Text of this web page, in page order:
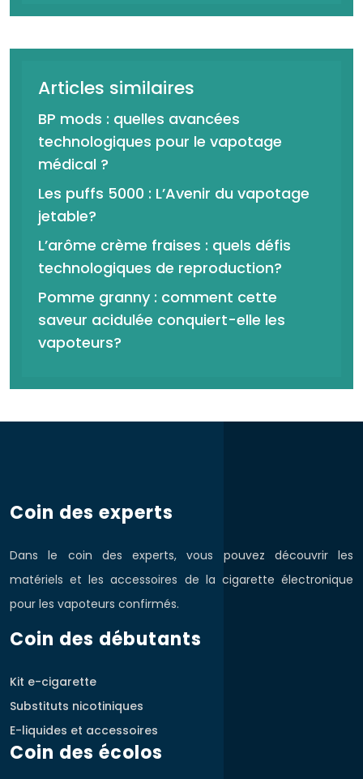
Articles similaires
BP mods : quelles avancées
technologiques pour le vapotage
médical ?
Les puffs 5000 : L’Avenir du vapotage
jetable?
L’arôme crème fraises : quels défis
technologiques de reproduction?
Pomme granny : comment cette
saveur acidulée conquiert-elle les
vapoteurs?
Coin des experts
Dans le coin des experts, vous pouvez découvrir les
matériels et les accessoires de la cigarette électronique
pour les vapoteurs confirmés.
Coin des débutants
Kit e-cigarette
Substituts nicotiniques
E-liquides et accessoires
Coin des écolos